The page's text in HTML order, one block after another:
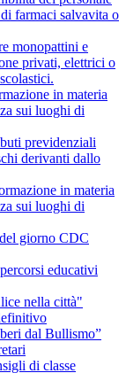
farmaci salvavita o
monopattini e
privati, elettrici o
in materia
sui luoghi di
previdenziali
derivanti dallo
in materia
sui luoghi di
giorno CDC
educativi
nella città"
dal Bullismo”
di classe